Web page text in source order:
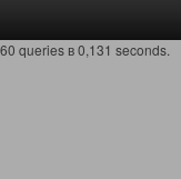
60 queries в 0,131 seconds.